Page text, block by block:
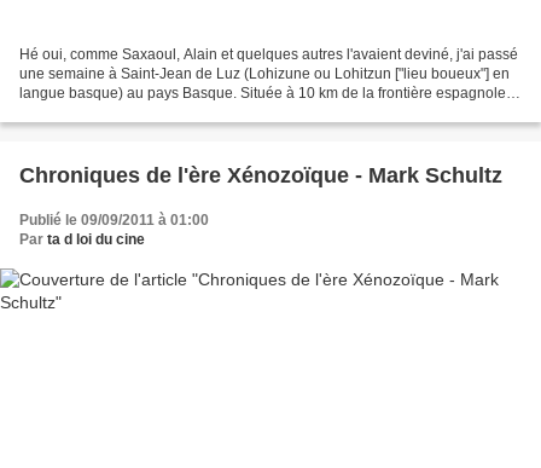
Hé oui, comme Saxaoul, Alain et quelques autres l'avaient deviné, j'ai passé
une semaine à Saint-Jean de Luz (Lohizune ou Lohitzun ["lieu boueux"] en
langue basque) au pays Basque. Située à 10 km de la frontière espagnole,
Chroniques de l'ère Xénozoïque - Mark Schultz
Publié le 09/09/2011 à 01:00
Par ta d loi du cine